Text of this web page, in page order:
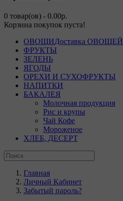
0 товар(ов) - 0.00р.
Корзина покупок пуста!
ОВОЩИДоставка ОВОЩЕЙ
ФРУКТЫ
ЗЕЛЕНЬ
ЯГОДЫ
ОРЕХИ И СУХОФРУКТЫ
НАПИТКИ
БАКАЛЕЯ
Молочная продукция
Рис и крупы
Чай Кофе
Мороженое
ХЛЕБ, ДЕСЕРТ
Главная
Личный Кабинет
Забытый пароль?